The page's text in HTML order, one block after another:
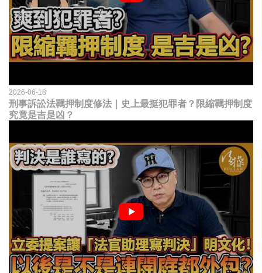
2026-06-18
刑事訴訟法羈押制度修法｜史上最挺犯罪者？限縮羈押制度
究竟是吉是凶？